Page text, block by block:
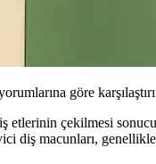
göre
etlerinin çekilmesi
diş macunları,